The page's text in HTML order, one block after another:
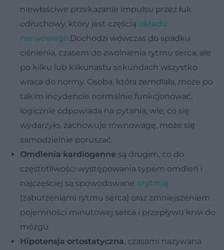
niewłaściwe przekazanie impulsu przez łuk
odruchowy, który jest częścią układu
nerwowego.Dochodzi wówczas do spadku
ciśnienia, czasem do zwolnienia rytmu serca, ale
po kilku lub kilkunastu sekundach wszystko
wraca do normy. Osoba, która zemdlała, może po
takim incydencie normalnie funkcjonować,
logicznie odpowiada na pytania, wie, co się
wydarzyło, zachowuje równowagę, może się
samodzielnie poruszać.
Omdlenia kardiogenne są drugim, co do
częstotliwości występowania typem omdleń i
najczęściej są spowodowane arytmią
(zaburzeniami rytmu serca) oraz zmniejszeniem
pojemności minutowej serca i przepływu krwi do
mózgu.
Hipotensja ortostatyczna, czasami nazywana